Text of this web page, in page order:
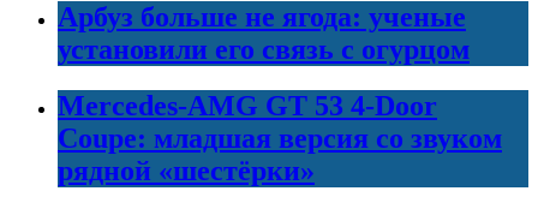
Арбуз больше не ягода: ученые
установили его связь с огурцом
Mercedes-AMG GT 53 4-Door
Coupe: младшая версия со звуком
рядной «шестёрки»